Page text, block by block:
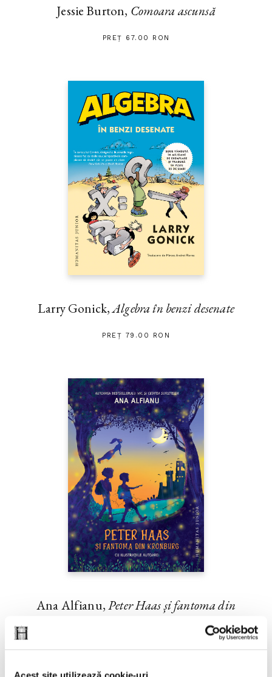
Jessie Burton, Comoara ascunsă
PREȚ 67.00 RON
Larry Gonick,Algebra în benzi desenate
PREȚ 79.00 RON
Ana Alfianu,Peter Haas și fantoma din